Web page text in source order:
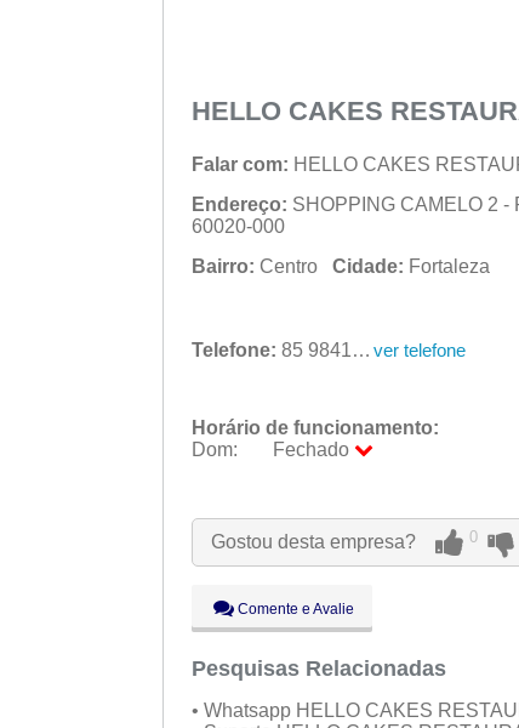
HELLO CAKES
Falar com: HELLO CAKES
Endereço: SHOPPING CAMELO 2 -
60020-000
Bairro: Centro Cidade: Fortaleza
Telefone: 85 98413-8688 ver telefone
Horário de funcionamento:
Dom:
Fechado
Qua:
09:00 - 18:00
Qui:
09:00 - 18:00
Sáb:
Dom:
Fechado
Gostou desta empresa? 0
Comente e Avalie
Pesquisas Relacionadas
• Whatsapp HELLO CAKES